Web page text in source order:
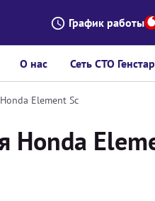
График работы
О нас Сеть СТО Генстар
Element Sc
Honda